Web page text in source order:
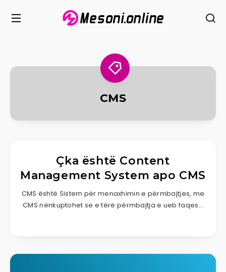
CMS
Çka është Content
Management System apo CMS
CMS është Sistem për menaxhimin e përmbajtjes, me
CMS nënkuptohet se e tërë përmbajtja e ueb faqes…